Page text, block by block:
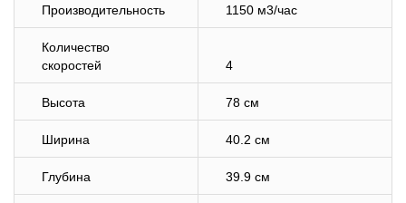
Производительность 1150 м3/час
Количество
скоростей
4
Высота 78 см
Ширина 40.2 см
Глубина 39.9 см